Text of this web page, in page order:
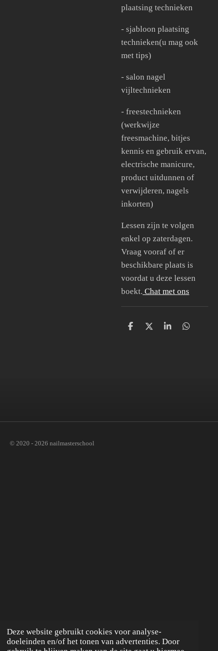
Deze website gebruikt cookies voor analyse-
doeleinden en/of het tonen van advertenties. Door
plaatsing technieken
- sjabloon plaatsing
technieken(u mag ook
met tips)
- salon nagel
vijltechnieken
- freestechnieken
(werkwijze
freesmachine, bitjes
kennis en gebruik ervan,
electrische manicure,
product uitdunnen of
verwijderen, nagels
inkorten)
Lessen zijn te volgen
enkel op zaterdagen.
Vraag vooraf of er
beschikbare plaats is
voordat u deze lessen
boekt. Chat met ons
D
D
S
D
© 2020 - 2026 nailmasterschool